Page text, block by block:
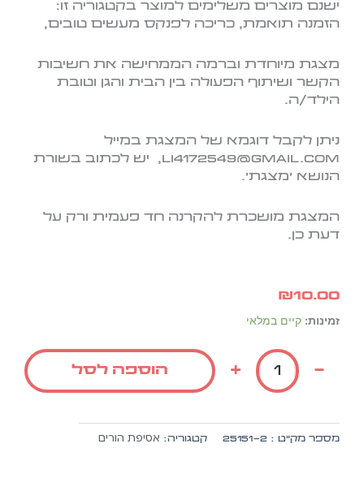
ישנם מוצרים משלימים למוצר בקטגוריה זו:
הזמנה תואמת, כריכה לפנקס מעשים טובים,
מצגת מיוחדת וברמה הממחישה את חשיבות
הקשר ושיתוף הפעולה בין הבית והגן וטובת
הילד/ה.
ניתן לקבל דוגמא של המצגת במייל
li4172549@gmail.com, יש לכתוב בשורת
הנושא 'מצגת'.
המצגת מושכרת להקרנה חד פעמית ורק על
דעת כן.
₪10.00
זמינות: קיים במלאי
כמות
דגם
קשר
בית
-
כיתוב
הוספה לסל
מספר מק״ט :25151-2 קטגוריה: אסיפת הורים